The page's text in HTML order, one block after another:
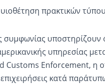
πρακτικών
συμφωνίας υποστηρίζουν
υπηρεσίας
Enforcement, η
επιχειρήσεις κατά